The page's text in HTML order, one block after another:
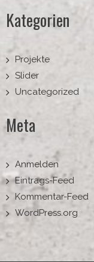
Kategorien
Projekte
Slider
Uncategorized
Meta
Anmelden
Eintrags-Feed
Kommentar-Feed
WordPress.org